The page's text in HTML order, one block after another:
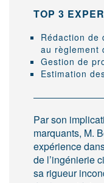
TOP 3
Rédaction de
au règlement
Gestion de
Estimation
Par son
marquants, M.
expérience
de l’ingénierie
sa rigueur